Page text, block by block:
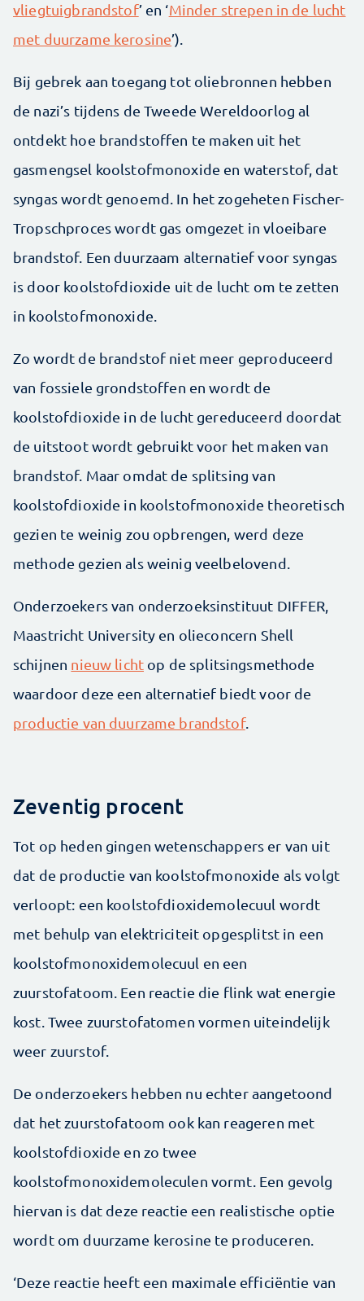
vliegtuigbrandstof’ en ‘Minder strepen in de lucht
met duurzame kerosine’).
Bij gebrek aan toegang tot oliebronnen hebben
de nazi’s tijdens de Tweede Wereldoorlog al
ontdekt hoe brandstoffen te maken uit het
gasmengsel koolstofmonoxide en waterstof, dat
syngas wordt genoemd. In het zogeheten Fischer-
Tropschproces wordt gas omgezet in vloeibare
brandstof. Een duurzaam alternatief voor syngas
is door koolstofdioxide uit de lucht om te zetten
in koolstofmonoxide.
Zo wordt de brandstof niet meer geproduceerd
van fossiele grondstoffen en wordt de
koolstofdioxide in de lucht gereduceerd doordat
de uitstoot wordt gebruikt voor het maken van
brandstof. Maar omdat de splitsing van
koolstofdioxide in koolstofmonoxide theoretisch
gezien te weinig zou opbrengen, werd deze
methode gezien als weinig veelbelovend.
Onderzoekers van onderzoeksinstituut DIFFER,
Maastricht University en olieconcern Shell
schijnen nieuw licht op de splitsingsmethode
waardoor deze een alternatief biedt voor de
productie van duurzame brandstof.
Zeventig procent
Tot op heden gingen wetenschappers er van uit
dat de productie van koolstofmonoxide als volgt
verloopt: een koolstofdioxidemolecuul wordt
met behulp van elektriciteit opgesplitst in een
koolstofmonoxidemolecuul en een
zuurstofatoom. Een reactie die flink wat energie
kost. Twee zuurstofatomen vormen uiteindelijk
weer zuurstof.
De onderzoekers hebben nu echter aangetoond
dat het zuurstofatoom ook kan reageren met
koolstofdioxide en zo twee
koolstofmonoxidemoleculen vormt. Een gevolg
hiervan is dat deze reactie een realistische optie
wordt om duurzame kerosine te produceren.
‘Deze reactie heeft een maximale efficiëntie van